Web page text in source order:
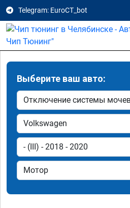
Telegram: EuroCT_bot
Выберите ваш авто: